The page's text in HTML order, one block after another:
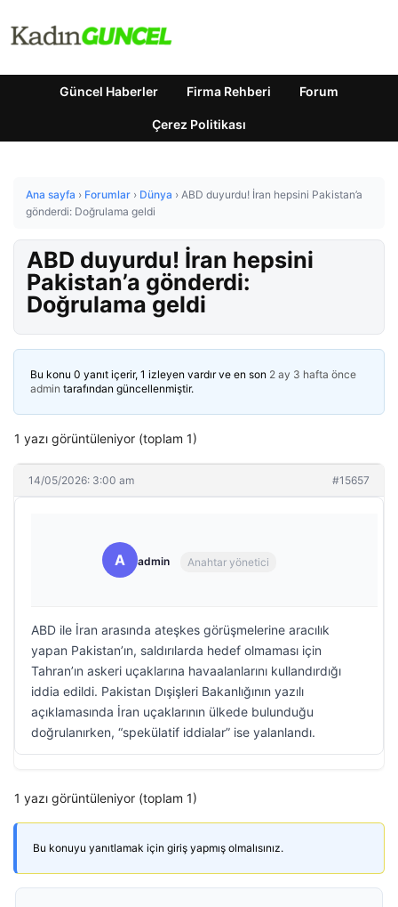
Güncel Haberler Firma Rehberi Forum
Çerez Politikası
Ana sayfa › Forumlar › Dünya › ABD duyurdu! İran hepsini Pakistan’a
gönderdi: Doğrulama geldi
ABD duyurdu! İran hepsini
Pakistan’a gönderdi:
Doğrulama geldi
Bu konu 0 yanıt içerir, 1 izleyen vardır ve en son 2 ay 3 hafta önce
admin tarafından güncellenmiştir.
1 yazı görüntüleniyor (toplam 1)
14/05/2026: 3:00 am #15657
A admin Anahtar yönetici
ABD ile İran arasında ateşkes görüşmelerine aracılık
yapan Pakistan’ın, saldırılarda hedef olmaması için
Tahran’ın askeri uçaklarına havaalanlarını kullandırdığı
iddia edildi. Pakistan Dışişleri Bakanlığının yazılı
açıklamasında İran uçaklarının ülkede bulunduğu
doğrulanırken, “spekülatif iddialar” ise yalanlandı.
1 yazı görüntüleniyor (toplam 1)
Bu konuyu yanıtlamak için giriş yapmış olmalısınız.